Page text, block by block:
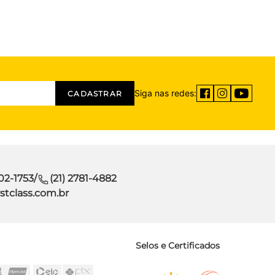
CADASTRAR Siga nas redes:
1753/
(21) 2781-4882
Selos e Certificados